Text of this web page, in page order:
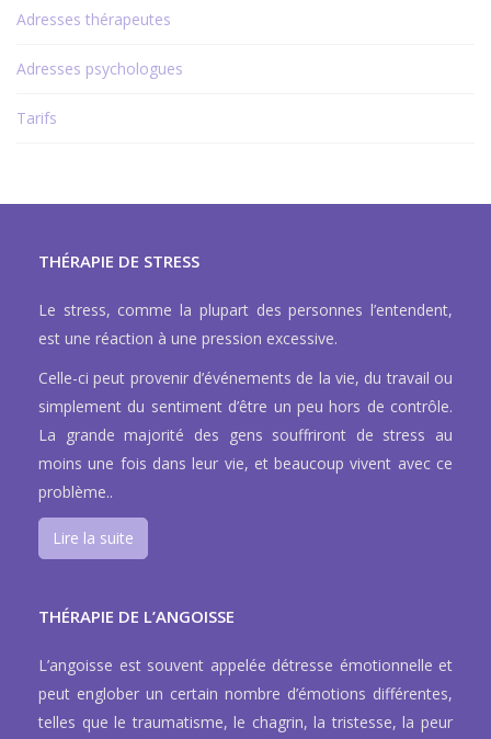
Adresses thérapeutes
Adresses psychologues
Tarifs
THÉRAPIE DE STRESS
Le stress, comme la plupart des personnes l’entendent,
est une réaction à une pression excessive.
Celle-ci peut provenir d’événements de la vie, du travail ou
simplement du sentiment d’être un peu hors de contrôle.
La grande majorité des gens souffriront de stress au
moins une fois dans leur vie, et beaucoup vivent avec ce
problème..
Lire la suite
THÉRAPIE DE L’ANGOISSE
L’angoisse est souvent appelée détresse émotionnelle et
peut englober un certain nombre d’émotions différentes,
telles que le traumatisme, le chagrin, la tristesse, la peur